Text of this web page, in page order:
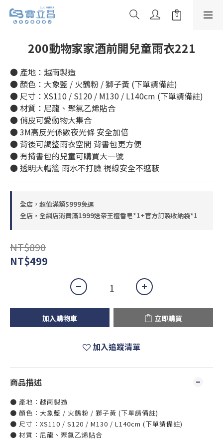
200動物家家酒前開兒童雨衣221
● 產地：越南製造
● 顏色：大象藍 / 火鶴粉 / 獅子黃 (下單請備註)
● 尺寸：XS110 / S120 / M130 / L140cm (下單請備註)
● 材質：尼龍、聚氯乙烯貼合
● 俏皮可愛動物大集合
● 3M高反光係數夜光條 安全加倍
● 背後可調整雨衣空間 背書包更方便
● 有揹書包的兒童可購買大一號
● 透明大帽簷 雨水不打臉 視線安全不遮蔽
全店，超值滿額$999免運
全店，全網店消費滿1999送帝王檀香皂*1+官方訂製收納袋*1
NT$890
NT$499
加入購物車 立即購買
加入追蹤清單
商品描述
● 產地：越南製造
● 顏色：大象藍 / 火鶴粉 / 獅子黃 (下單請備註)
● 尺寸：XS110 / S120 / M130 / L140cm (下單請備註)
● 材質：尼龍、聚氯乙烯貼合